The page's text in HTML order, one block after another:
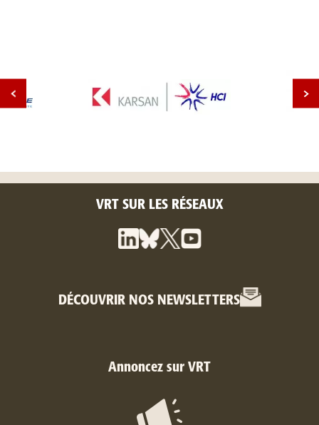
VRT SUR LES RÉSEAUX
DÉCOUVRIR NOS NEWSLETTERS
Annoncez sur VRT